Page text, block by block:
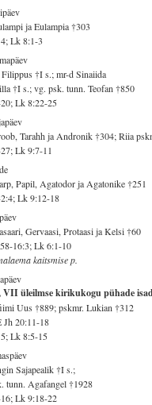
ja Eulampia †303
Lk 8:1-3
†I s.; mr-d Sinaiida
†I s.; vg. psk. tunn. Teofan †850
Lk 8:22-25
Tarahh ja Andronik †304; Riia
Lk 9:7-11
Papil, Agatodor ja Agatonike †251
Lk 9:12-18
Gervaasi, Protaasi ja Kelsi †60
16:3; Lk 6:1-10
kaitsmise p.
VII üleilmse kirikukogu pühade
Uus †889; pskmr. Lukian †312
Jh 20:11-18
Lk 8:5-15
Sajapealik †I s.;
tunn. Agafangel †1928
Lk 9:18-22